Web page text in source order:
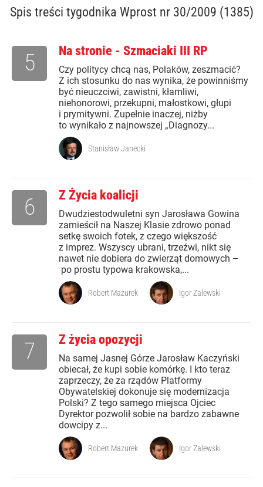
Spis treści tygodnika Wprost nr 30/2009 (1385)
Na stronie - Szmaciaki III RP
Czy politycy chcą nas, Polaków, zeszmacić?
Z ich stosunku do nas wynika, że powinniśmy
być nieuczciwi, zawistni, kłamliwi,
niehonorowi, przekupni, małostkowi, głupi
i prymitywni. Zupełnie inaczej, niżby
to wynikało z najnowszej „Diagnozy...
5
Stanisław Janecki
Z Życia koalicji
Dwudziestodwuletni syn Jarosława Gowina
zamieścił na Naszej Klasie zdrowo ponad
setkę swoich fotek, z czego większość
z imprez. Wszyscy ubrani, trzeźwi, nikt się
nawet nie dobiera do zwierząt domowych –
po prostu typowa krakowska,...
6
Robert Mazurek Igor Zalewski
Z życia opozycji
Na samej Jasnej Górze Jarosław Kaczyński
obiecał, że kupi sobie komórkę. I kto teraz
zaprzeczy, że za rządów Platformy
Obywatelskiej dokonuje się modernizacja
Polski? Z tego samego miejsca Ojciec
Dyrektor pozwolił sobie na bardzo zabawne
dowcipy z...
7
Robert Mazurek Igor Zalewski